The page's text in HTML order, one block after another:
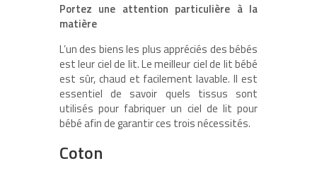
Portez une attention particulière à la
matière
L’un des biens les plus appréciés des bébés
est leur ciel de lit. Le meilleur ciel de lit bébé
est sûr, chaud et facilement lavable. Il est
essentiel de savoir quels tissus sont
utilisés pour fabriquer un ciel de lit pour
bébé afin de garantir ces trois nécessités.
Coton